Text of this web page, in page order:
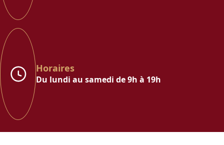
Horaires
Du lundi au samedi de 9h à 19h